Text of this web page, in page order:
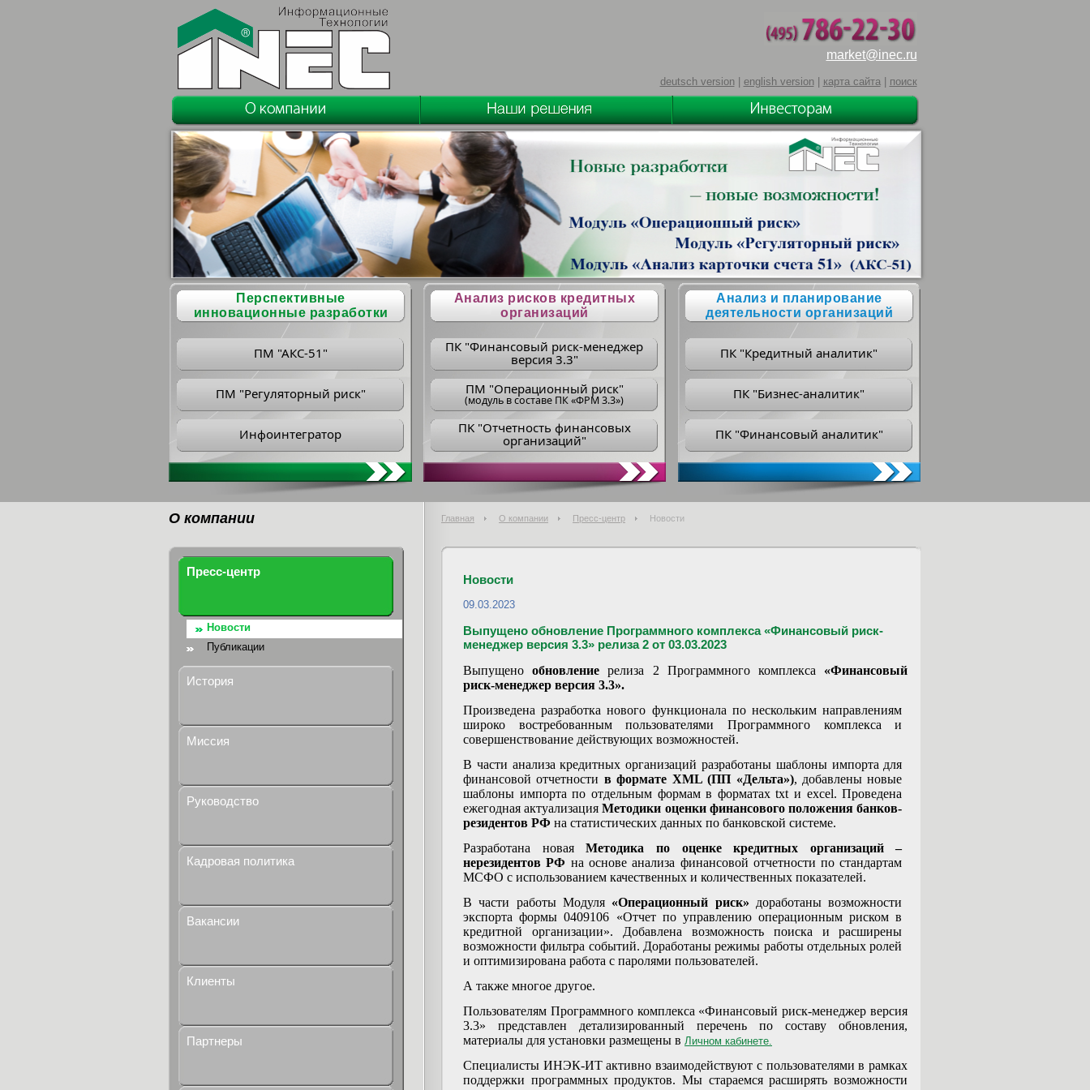
market@inec.ru
deutsch version| english version| карта сайта| поиск
Перспективные
инновационные разработки
ПМ "АКС-51"
ПМ "Регуляторный риск"
Инфоинтегратор
Анализ рисков кредитных
организаций
ПК "Финансовый риск-менеджер
версия 3.3"
ПM "Операционный риск"
(модуль в составе ПК «ФРМ 3.3»)
ПK "Отчетность финансовых
организаций"
Анализ и планирование
деятельности организаций
ПК "Кредитный аналитик"
ПК "Бизнес-аналитик"
ПК "Финансовый аналитик"
О компании Главная О компании Пресс-центр Новости
Пресс-центр
Новости
Публикации
История
Миссия
Руководство
Кадровая политика
Вакансии
Клиенты
Партнеры
Новости
09.03.2023
Выпущено обновление Программного комплекса «Финансовый риск-
менеджер версия 3.3» релиза 2 от 03.03.2023
Выпущенообновлениерелиза 2 Программного комплекса «Финансовый
риск-менеджер версия 3.3».
Произведена разработка нового функционала по нескольким направлениям
широко востребованным пользователями Программного комплекса и
совершенствование действующих возможностей.
В части анализа кредитных организаций разработаны шаблоны импорта для
финансовой отчетности в формате XML (ПП «Дельта»), добавлены новые
шаблоны импорта по отдельным формам в форматахtxt и excel. Проведена
ежегодная актуализацияМетодики оценки финансового положения банков-
резидентов РФ на статистических данных по банковской системе.
Разработана новаяМетодика по оценке кредитных организаций –
нерезидентов РФ на основе анализа финансовой отчетности по стандартам
МСФО с использованием качественных и количественных показателей.
В части работы Модуля «Операционный риск» доработаны возможности
экспорта формы 0409106 «Отчет по управлению операционным риском в
кредитной организации». Добавлена возможность поиска и расширены
возможности фильтра событий. Доработаны режимы работы отдельных ролей
и оптимизирована работа с паролями пользователей.
А также многое другое.
Пользователям Программного комплекса «Финансовый риск-менеджер версия
3.3» представлен детализированный перечень по составу обновления,
материалы для установки размещены в Личном кабинете.
Специалисты ИНЭК-ИТ активно взаимодействуют с пользователями в рамках
поддержки программных продуктов. Мы стараемся расширять возможности